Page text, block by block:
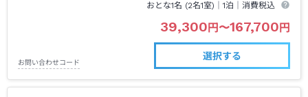
おとな1名 (2名1室)｜1泊 ｜消費税込
39,300 円 〜167,700 円
お問い合わせコード
選択する